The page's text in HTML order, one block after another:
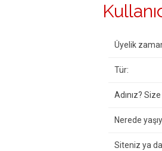
Üyelik
Tür:
Adınız?
Nerede
Siteniz ya